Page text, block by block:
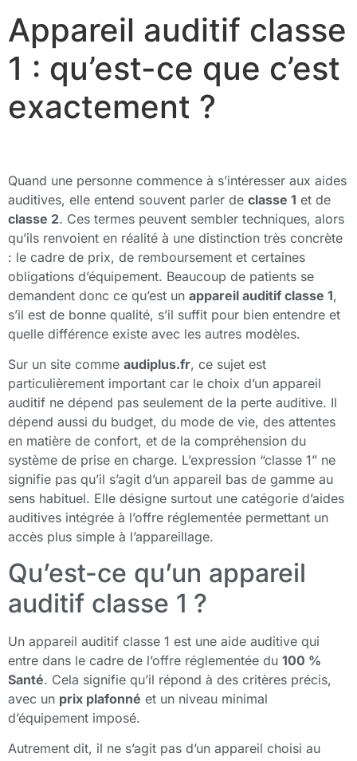
Appareil auditif classe
1 : qu’est-ce que c’est
exactement ?
Quand une personne commence à s’intéresser aux aides
auditives, elle entend souvent parler de classe 1 et de
classe 2. Ces termes peuvent sembler techniques, alors
qu’ils renvoient en réalité à une distinction très concrète
: le cadre de prix, de remboursement et certaines
obligations d’équipement. Beaucoup de patients se
demandent donc ce qu’est un appareil auditif classe 1,
s’il est de bonne qualité, s’il suffit pour bien entendre et
quelle différence existe avec les autres modèles.
Sur un site comme audiplus.fr, ce sujet est
particulièrement important car le choix d’un appareil
auditif ne dépend pas seulement de la perte auditive. Il
dépend aussi du budget, du mode de vie, des attentes
en matière de confort, et de la compréhension du
système de prise en charge. L’expression “classe 1” ne
signifie pas qu’il s’agit d’un appareil bas de gamme au
sens habituel. Elle désigne surtout une catégorie d’aides
auditives intégrée à l’offre réglementée permettant un
accès plus simple à l’appareillage.
Qu’est-ce qu’un appareil
auditif classe 1 ?
Un appareil auditif classe 1 est une aide auditive qui
entre dans le cadre de l’offre réglementée du 100 %
Santé. Cela signifie qu’il répond à des critères précis,
avec un prix plafonné et un niveau minimal
d’équipement imposé.
Autrement dit, il ne s’agit pas d’un appareil choisi au